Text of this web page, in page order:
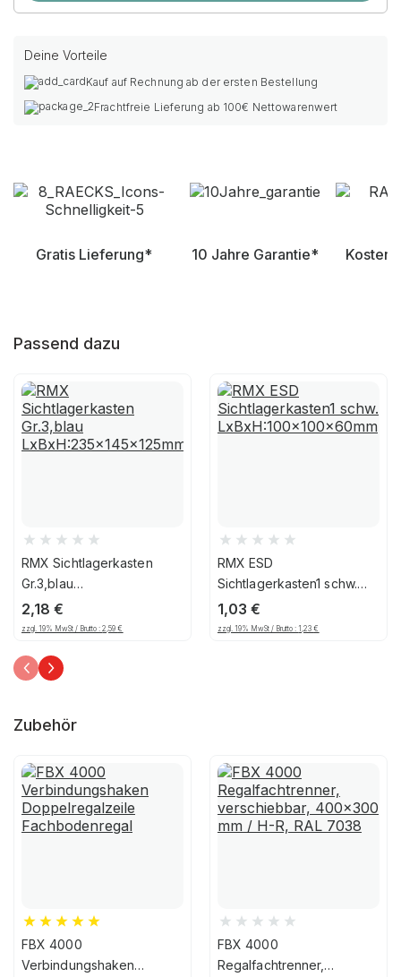
Deine Vorteile
Kauf auf Rechnung ab der ersten Bestellung
Frachtfreie Lieferung ab 100€ Nettowarenwert
Gratis Lieferung* 10 Jahre Garantie*
Passend dazu
RMX Sichtlagerkasten
Gr.3,blau
LxBxH:235x145x125mm
2,18€
zzgl. 19% MwSt / Brutto :2,59€
RMX ESD
Sichtlagerkasten1 schw.
LxBxH:100x100x60mm
1,03€
zzgl. 19% MwSt / Brutto :1,23€
Zubehör
FBX 4000
Verbindungshaken
FBX 4000
Regalfachtrenner,